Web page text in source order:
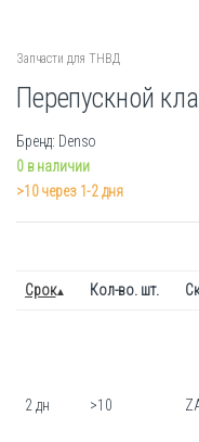
Запчасти для ТНВД
Перепускной
Бренд: Denso
0 в наличии
>10 через 1-2 дня
Срок Кол-во. шт.
2 дн >10